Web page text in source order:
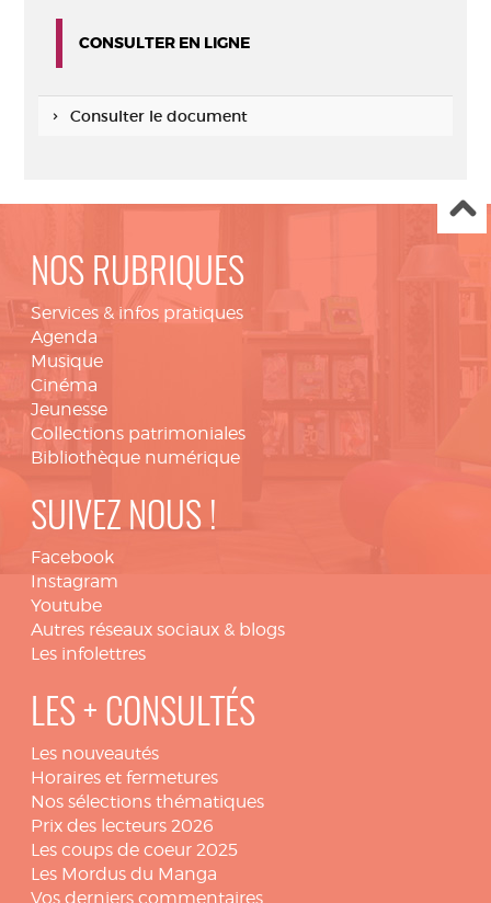
CONSULTER EN LIGNE
Consulter le document
NOS RUBRIQUES
Services & infos pratiques
Agenda
Musique
Cinéma
Jeunesse
Collections patrimoniales
Bibliothèque numérique
SUIVEZ NOUS !
Facebook
Instagram
Youtube
Autres réseaux sociaux & blogs
Les infolettres
LES + CONSULTÉS
Les nouveautés
Horaires et fermetures
Nos sélections thématiques
Prix des lecteurs 2026
Les coups de coeur 2025
Les Mordus du Manga
Vos derniers commentaires